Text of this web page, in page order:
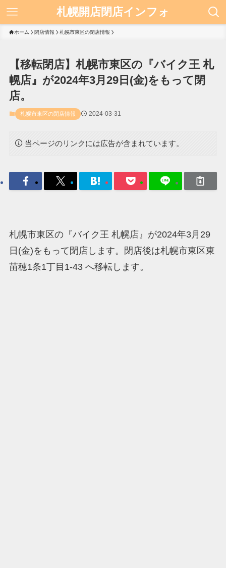
札幌開店閉店インフォ
ホーム 閉店情報 札幌市東区の閉店情報
【移転閉店】札幌市東区の『バイク王 札
幌店』が2024年3月29日(金)をもって閉
店。
札幌市東区の閉店情報 2024-03-31
当ページのリンクには広告が含まれています。
札幌市東区の『バイク王 札幌店』が2024年3月29
日(金)をもって閉店します。閉店後は札幌市東区東
苗穂1条1丁目1-43 へ移転します。